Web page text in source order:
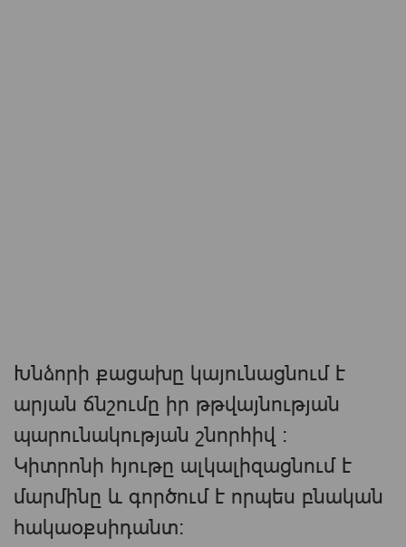
Խնձորի քացախը կայունացնում է
արյան ճնշումը իր թթվայնության
պարունակության շնորհիվ :
Կիտրոնի հյութը ալկալիզացնում է
մարմինը և գործում է որպես բնական
հակաօքսիդանտ: